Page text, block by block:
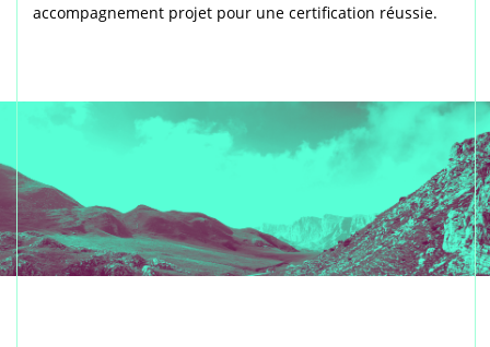
accompagnement projet pour une certification réussie.